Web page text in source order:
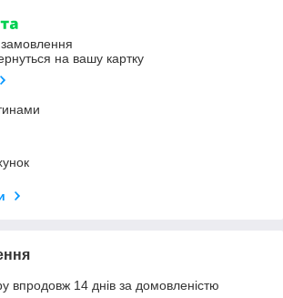
на вашу картку
впродовж 14 днів за домовленістю